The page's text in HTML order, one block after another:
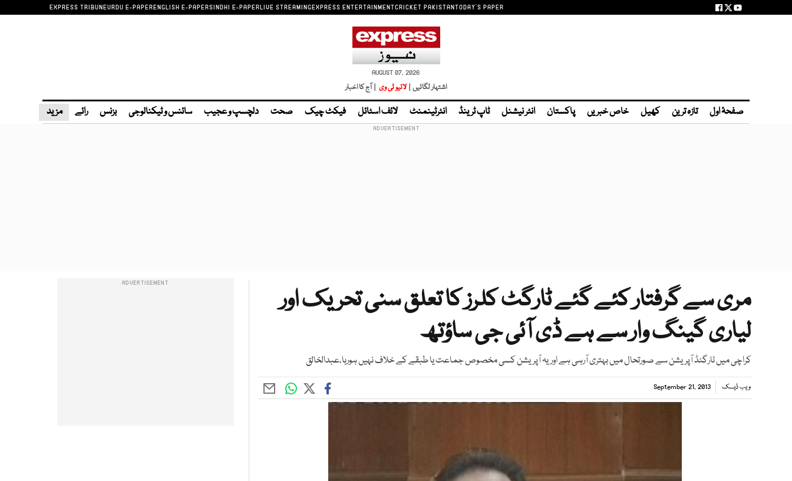
EXPRESS TRIBUNEURDU E-PAPERENGLISH E-PAPERSINDHI E-PAPERLIVE STREAMINGEXPRESS ENTERTAINMENTCRICKET PAKISTANTODAY'S PAPER
AUGUST 07, 2026
اشتہار لگائیں | لائیو ٹی وی | آج کا اخبار
صفحۂ اول تازہ ترین کھیل خاص خبریں پاکستان انٹر نیشنل ٹاپ ٹرینڈ انٹرٹینمنٹ لائف اسٹائل فیکٹ چیک صحت دلچسپ و عجیب سائنس و ٹیکنالوجی بزنس رائے مزید
مری سے گرفتار کئے گئے ٹارگٹ کلرز کا تعلق سنی تحریک اور
لیاری گینگ وار سے ہے ڈی آئی جی ساؤتھ
کراچی میں ٹارگٹڈ آپریشن سے صورتحال میں بہتری آرہی ہے اوریہ آپریشن کسی مخصوص جماعت یا طبقے کے خلاف نہیں ہورہا،عبدالخالق
ویب ڈیسک September 21, 2013